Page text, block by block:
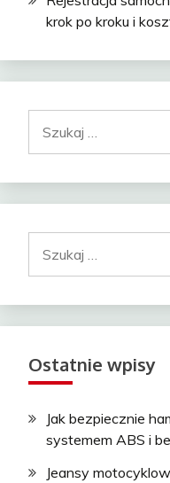
krok po kroku i
Ostatnie wpisy
Jak bezpiecznie
systemem ABS i
Jeansy